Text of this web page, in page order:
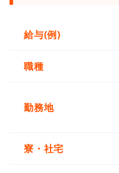
給与(例)
職種
勤務地
寮・社宅